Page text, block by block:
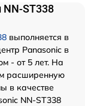
ST338
выполняется в
Panasonic в
- от 5 лет. На
расширенную
в качестве
NN-ST338